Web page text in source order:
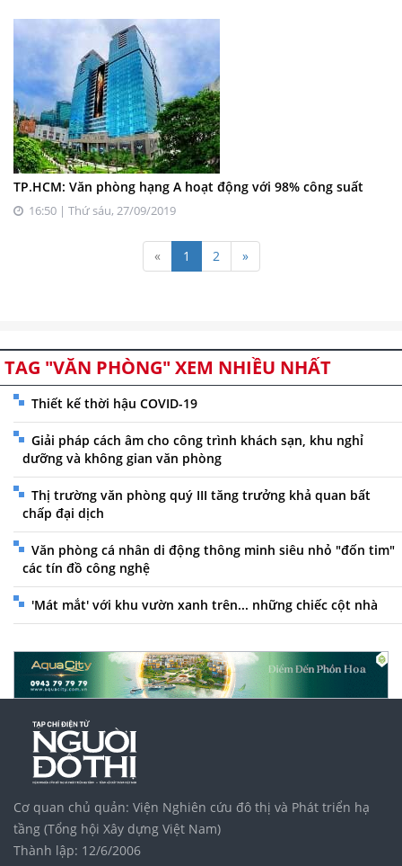
TP.HCM: Văn phòng hạng A hoạt động với 98% công suất
16:50 | Thứ sáu, 27/09/2019
« 1 2 »
TAG "VĂN PHÒNG" XEM NHIỀU NHẤT
Thiết kế thời hậu COVID-19
Giải pháp cách âm cho công trình khách sạn, khu nghỉ
dưỡng và không gian văn phòng
Thị trường văn phòng quý III tăng trưởng khả quan bất
chấp đại dịch
Văn phòng cá nhân di động thông minh siêu nhỏ "đốn tim"
các tín đồ công nghệ
'Mát mắt' với khu vườn xanh trên... những chiếc cột nhà
Cơ quan chủ quản: Viện Nghiên cứu đô thị và Phát triển hạ
tầng (Tổng hội Xây dựng Việt Nam)
Thành lập: 12/6/2006